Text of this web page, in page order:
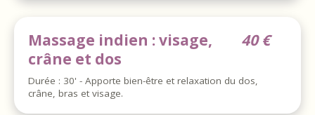
Massage indien : visage,
crâne et dos
40 €
Durée : 30' - Apporte bien-être et relaxation du dos,
crâne, bras et visage.